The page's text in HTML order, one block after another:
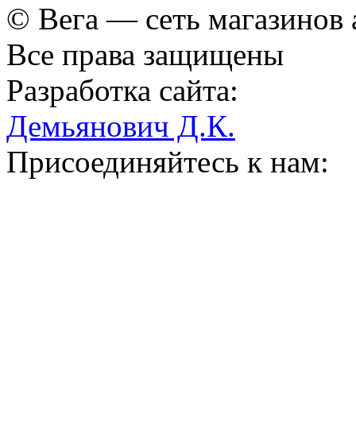
© Вега — сеть магазинов
Все права защищены
Разработка сайта:
Демьянович Д.К.
Присоединяйтесь к нам: